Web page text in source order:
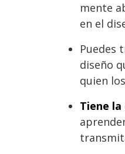
mente
en el
Puedes
diseño
quien
Tiene